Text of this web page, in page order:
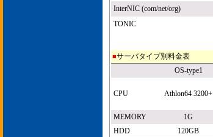
InterNIC (com/net/org)
TONIC
■サーバタイプ別料金表
OS-type1
CPU Athlon64 3200+
MEMORY
1G
HDD
120GB